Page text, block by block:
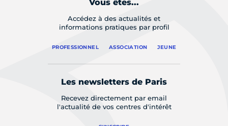
Vous êtes...
Accédez à des actualités et
informations pratiques par profil
PROFESSIONNEL ASSOCIATION JEUNE
Les newsletters de Paris
Recevez directement par email
l'actualité de vos centres d'intérêt